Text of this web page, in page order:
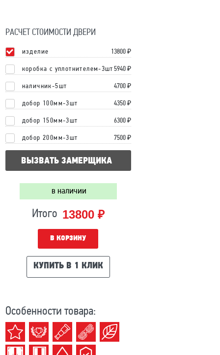
РАСЧЕТ СТОИМОСТИ ДВЕРИ
изделие 13800₽
коробка с уплотнителем-3шт 5940 ₽
наличник-5шт 4700 ₽
добор 100мм-3шт 4350 ₽
добор 150мм-3шт 6300 ₽
добор 200мм-3шт 7500 ₽
ВЫЗВАТЬ ЗАМЕРЩИКА
в наличии
Итого 13800 ₽
В КОРЗИНУ
КУПИТЬ В 1 КЛИК
Особенности товара: